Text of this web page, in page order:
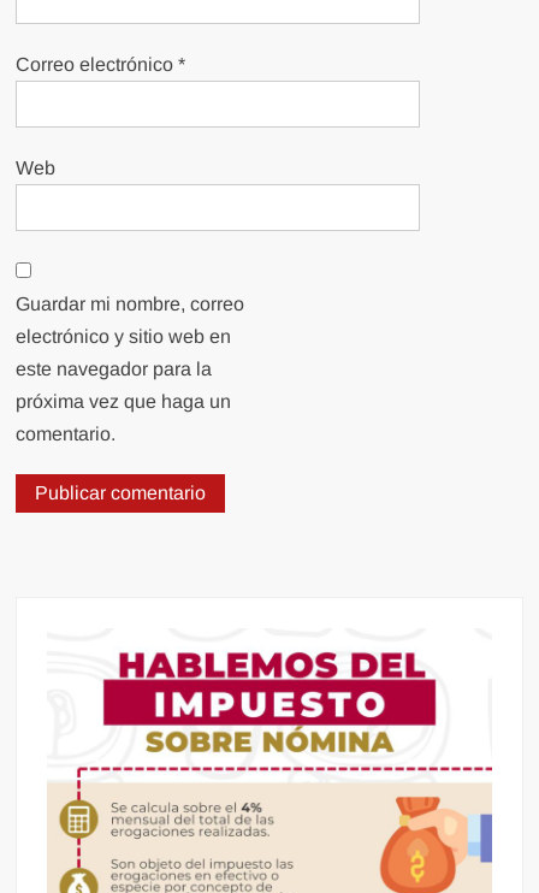
Correo electrónico*
Web
Guardar mi nombre, correo
electrónico y sitio web en
este navegador para la
próxima vez que haga un
comentario.